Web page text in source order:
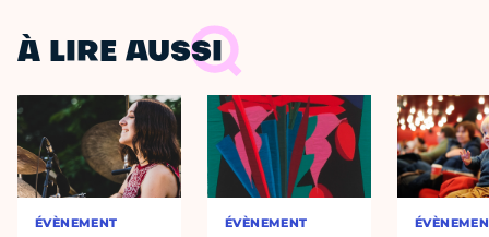
À LIRE AUSSI
ÉVÈNEMENT ÉVÈNEMENT